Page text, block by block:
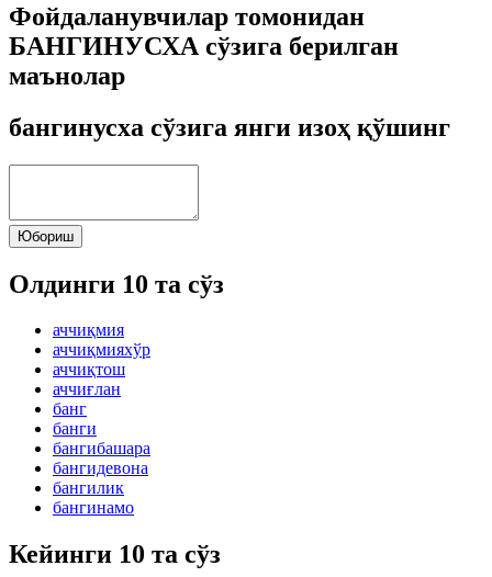
Фойдаланувчилар томонидан
БАНГИНУСХА сўзига берилган
маънолар
бангинусха сўзига янги изоҳ қўшинг
Юбориш
Олдинги 10 та сўз
аччиқмия
аччиқмияхўр
аччиқтош
аччиғлан
банг
банги
бангибашара
бангидевона
бангилик
бангинамо
Кейинги 10 та сўз